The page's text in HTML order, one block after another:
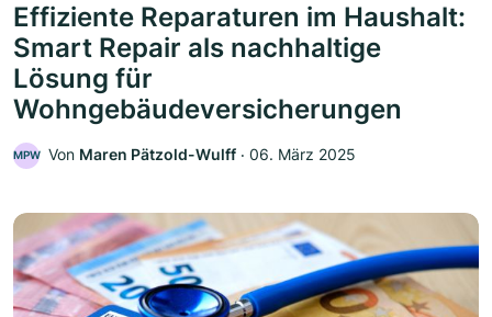
Effiziente Reparaturen im Haushalt:
Smart Repair als nachhaltige
Lösung für
Wohngebäudeversicherungen
MPW Von Maren Pätzold-Wulff ‧ 06. März 2025